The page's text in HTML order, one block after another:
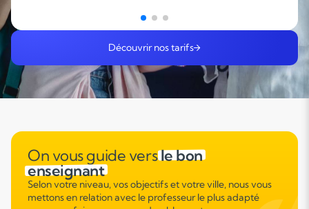
Découvrir nos tarifs
On vous guide versle bon
enseignant
Selon votre niveau, vos objectifs et votre ville, nous vous
mettons en relation avec le professeur le plus adapté